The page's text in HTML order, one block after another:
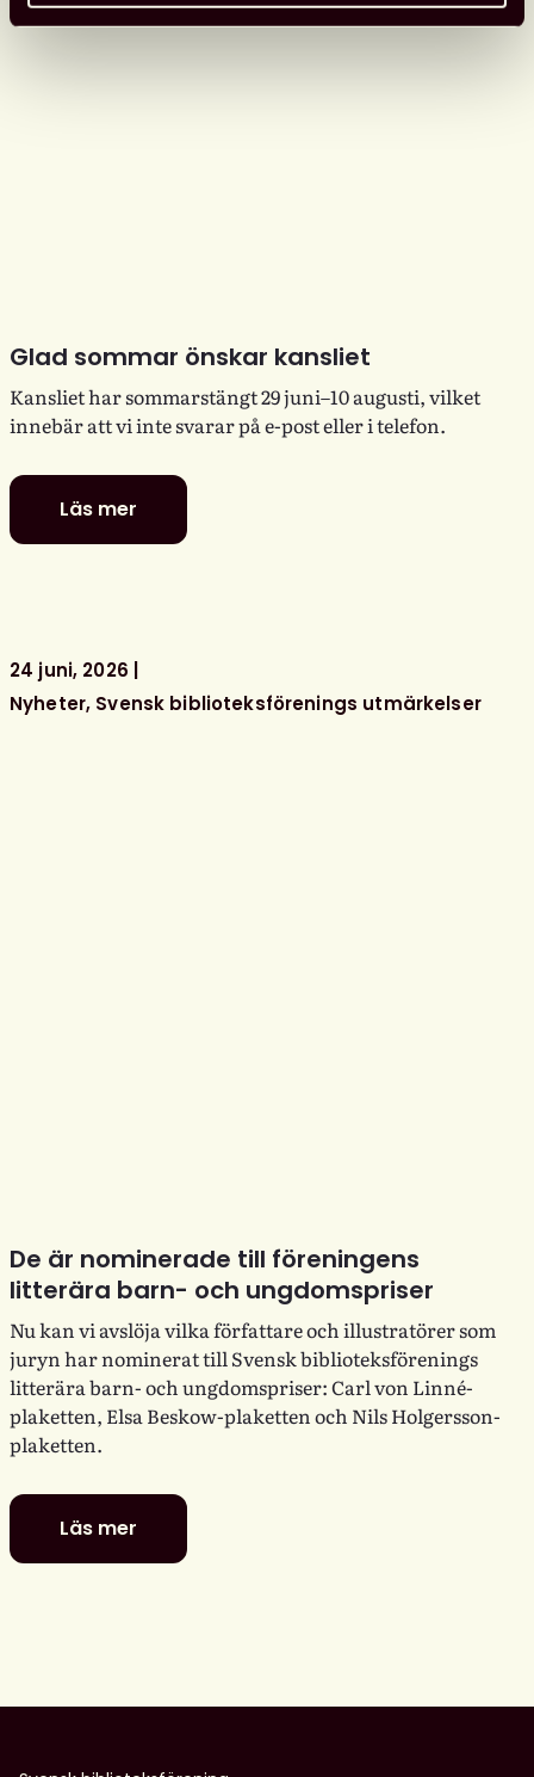
Glad sommar önskar kansliet
Kansliet har sommarstängt 29 juni–10 augusti, vilket
innebär att vi inte svarar på e-post eller i telefon.
Läs mer
Glad
sommar
24 juni, 2026
Nyheter Svensk biblioteksförenings utmärkelser
De är nominerade till föreningens
litterära barn- och ungdomspriser
Nu kan vi avslöja vilka författare och illustratörer som
juryn har nominerat till Svensk biblioteksförenings
litterära barn- och ungdomspriser: Carl von Linné-
plaketten, Elsa Beskow-plaketten och Nils Holgersson-
plaketten.
Läs mer
De
är
barn-
ungdomspriser